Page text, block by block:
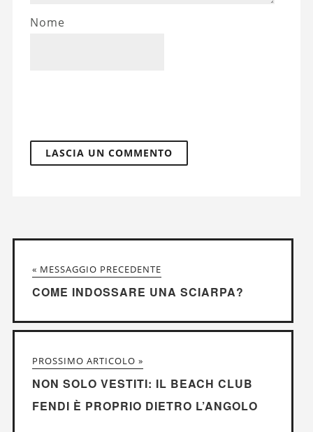
Nome
« MESSAGGIO PRECEDENTE
COME INDOSSARE UNA SCIARPA?
PROSSIMO ARTICOLO »
NON SOLO VESTITI: IL BEACH CLUB
FENDI È PROPRIO DIETRO L’ANGOLO